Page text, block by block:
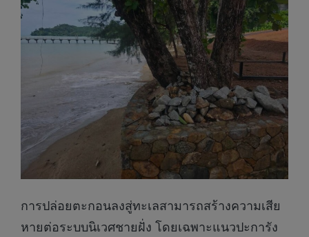
การปล่อยตะกอนลงสู่ทะเลสามารถสร้างความเสีย
หายต่อระบบนิเวศชายฝั่ง โดยเฉพาะแนวปะการัง